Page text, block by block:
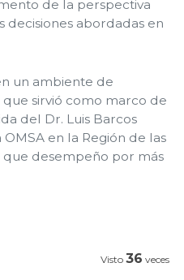
de la perspectiva
decisiones abordadas en
un ambiente de
sirvió como marco de
del Dr. Luis Barcos
en la Región de las
que desempeño por más
Visto 36 veces